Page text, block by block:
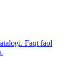
Faqt faol